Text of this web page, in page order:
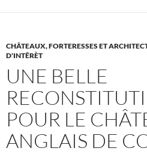
CHÂTEAUX, FORTERESSES ET
D'INTÊRÈT
UNE BELLE
POUR LE
ANGLAIS DE